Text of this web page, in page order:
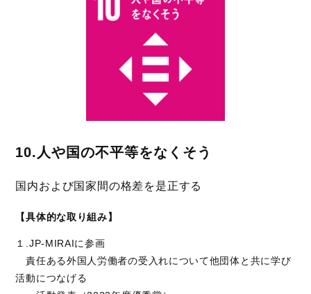
10.人や国の不平等をなくそう
国内および国家間の格差を是正する
【具体的な取り組み】
１.JP-MIRAIに参画
責任ある外国人労働者の受入れについて他団体と共に学び
活動につなげる